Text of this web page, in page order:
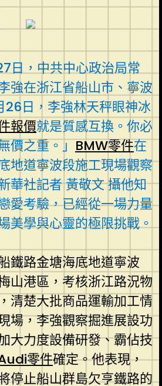
日，中共中心政治局常
強在浙江省船山市、寧波
26日，李強林天秤眼神冰
報價就是質感互換。你必
價之重。」BMW零件在
地道寧波段施工現場觀察
華社記者 黃敬文 攝他知
愛考驗，已經從一場力量
美學與心靈的極限挑戰。
鐵路金塘海底地道寧波
山港區，考核浙江路況物
清楚大批商品運輸加工情
場，李強觀察掘進展設功
大力度設備研發、霸佔技
零件確定。他表現，
停止船山群島欠亨鐵路的